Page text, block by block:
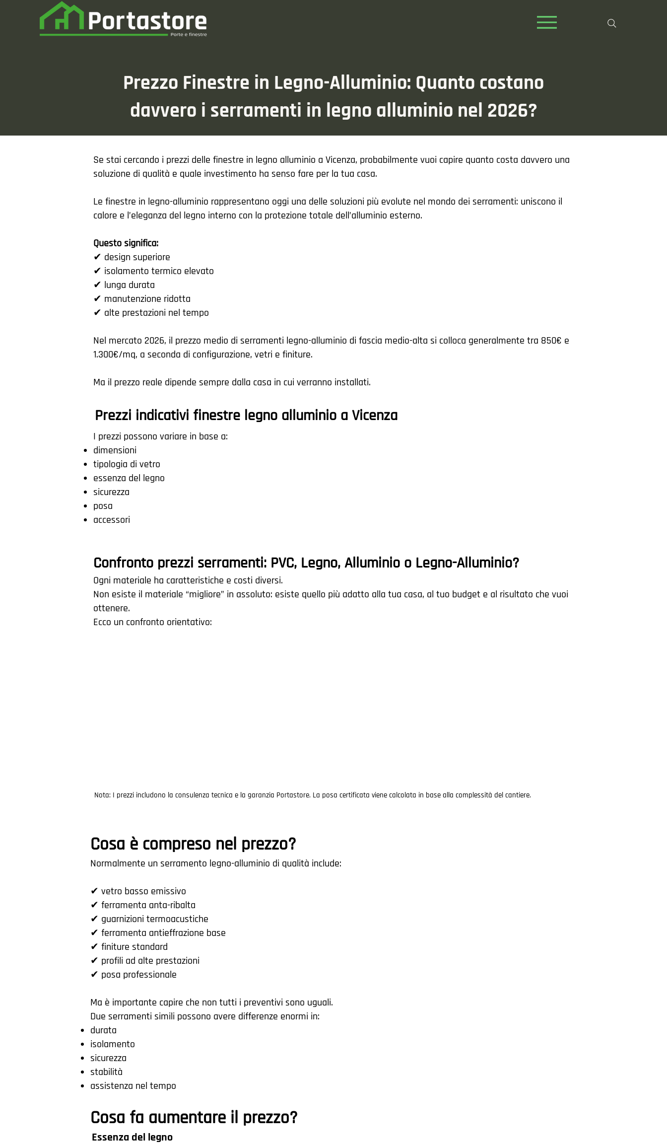
Prezzo Finestre in Legno-Alluminio: Quanto costano
davvero i serramenti in legno alluminio nel 2026?
Se stai cercando i prezzi delle finestre in legno alluminio a Vicenza, probabilmente vuoi capire quanto costa davvero una
soluzione di qualità e quale investimento ha senso fare per la tua casa.
Le finestre in legno-alluminio rappresentano oggi una delle soluzioni più evolute nel mondo dei serramenti: uniscono il
calore e l’eleganza del legno interno con la protezione totale dell’alluminio esterno.
Questo significa:
✔ design superiore
✔ isolamento termico elevato
✔ lunga durata
✔ manutenzione ridotta
✔ alte prestazioni nel tempo
Nel mercato 2026, il prezzo medio di serramenti legno-alluminio di fascia medio-alta si colloca generalmente tra 850€ e
1.300€/mq, a seconda di configurazione, vetri e finiture.
Ma il prezzo reale dipende sempre dalla casa in cui verranno installati.
Prezzi indicativi finestre legno alluminio a Vicenza
I prezzi possono variare in base a:
dimensioni
tipologia di vetro
essenza del legno
sicurezza
posa
accessori
Confronto prezzi serramenti: PVC, Legno, Alluminio o Legno-Alluminio?
Ogni materiale ha caratteristiche e costi diversi.
Non esiste il materiale “migliore” in assoluto: esiste quello più adatto alla tua casa, al tuo budget e al risultato che vuoi
ottenere.
Ecco un confronto orientativo:
Nota: I prezzi includono la consulenza tecnica e la garanzia Portastore. La posa certificata viene calcolata in base alla complessità del cantiere.
Cosa è compreso nel prezzo?
Normalmente un serramento legno-alluminio di qualità include:
✔ vetro basso emissivo
✔ ferramenta anta-ribalta
✔ guarnizioni termoacustiche
✔ ferramenta antieffrazione base
✔ finiture standard
✔ profili ad alte prestazioni
✔ posa professionale
Ma è importante capire che non tutti i preventivi sono uguali.
Due serramenti simili possono avere differenze enormi in:
durata
isolamento
sicurezza
stabilità
assistenza nel tempo
Cosa fa aumentare il prezzo?
Essenza del legno